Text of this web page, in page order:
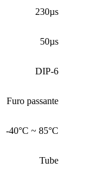
230µs
50µs
DIP-6
Furo passante
-40°C ~ 85°C
Tube